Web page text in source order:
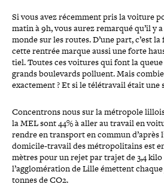
Si vous avez récemment pris la voiture
matin à 9h, vous aurez remarqué qu’il y
monde sur les routes. D’une part, c’est
cette rentrée marque aussi une forte
tiel. Toutes ces voitures qui font la queue
grands bou­le­vards polluent. Mais
exac­te­ment ? Et si le télé­tra­vail était une
Concentrons nous sur la métropole
la MEL sont 44% à aller au travail en
rendre en transport en commun d’après
domicile-​travail des métro­po­li­tains est
mètres pour un rejet par trajet de 3,4 kilo
l’agglomération de Lille émettent
tonnes de CO2.